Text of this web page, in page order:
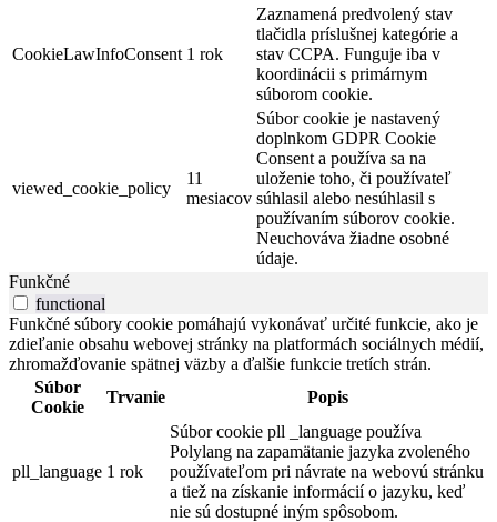
CookieLawInfoConsent 1 rok
Zaznamená predvolený stav
tlačidla príslušnej kategórie a
stav CCPA. Funguje iba v
koordinácii s primárnym
súborom cookie.
viewed_cookie_policy
11
mesiacov
Súbor cookie je nastavený
doplnkom GDPR Cookie
Consent a používa sa na
uloženie toho, či používateľ
súhlasil alebo nesúhlasil s
používaním súborov cookie.
Neuchováva žiadne osobné
údaje.
Funkčné
functional
Funkčné súbory cookie pomáhajú vykonávať určité funkcie, ako je
zdieľanie obsahu webovej stránky na platformách sociálnych médií,
zhromažďovanie spätnej väzby a ďalšie funkcie tretích strán.
Súbor
Cookie
Trvanie Popis
pll_language 1 rok
Súbor cookie pll _language používa
Polylang na zapamätanie jazyka zvoleného
používateľom pri návrate na webovú stránku
a tiež na získanie informácií o jazyku, keď
nie sú dostupné iným spôsobom.